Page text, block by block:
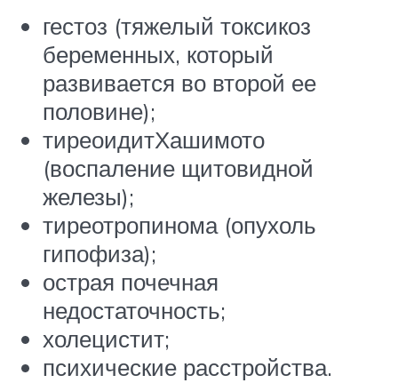
гестоз (тяжелый токсикоз
беременных, который
развивается во второй ее
половине);
тиреоидитХашимото
(воспаление щитовидной
железы);
тиреотропинома (опухоль
гипофиза);
острая почечная
недостаточность;
холецистит;
психические расстройства.